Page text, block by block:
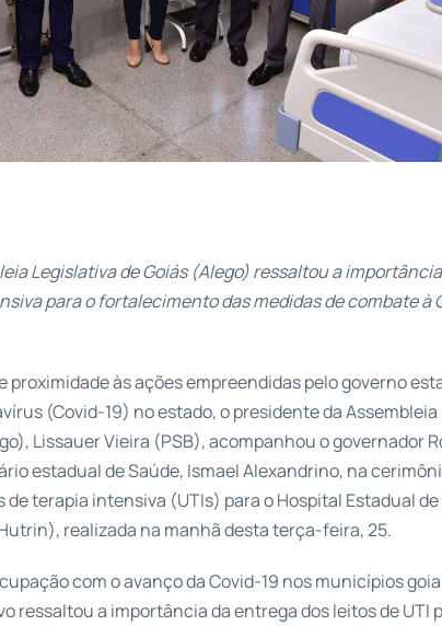
Legislativa de Goiás (Alego) ressaltou a
para o fortalecimento das medidas de combate à
proximidade às ações empreendidas pelo governo
(Covid-19) no estado, o presidente da Assembleia
Lissauer Vieira (PSB), acompanhou o governador
estadual de Saúde, Ismael Alexandrino, na
de terapia intensiva (UTIs) para o Hospital Estadual de
realizada na manhã desta terça-feira, 25.
com o avanço da Covid-19 nos municípios
ressaltou a importância da entrega dos leitos de UTI